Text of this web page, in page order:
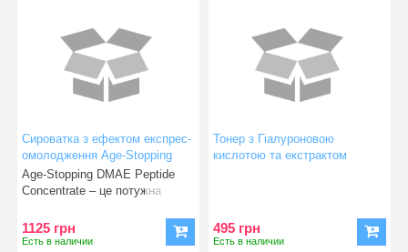
Сироватка з ефектом експрес-
омолодження Age-Stopping
Face Concentrate
Age-Stopping DMAE Peptide
Concentrate – це потужна
1125 грн
Есть в наличии
Тонер з Гіалуроновою
кислотою та екстрактом
495 грн
Есть в наличии